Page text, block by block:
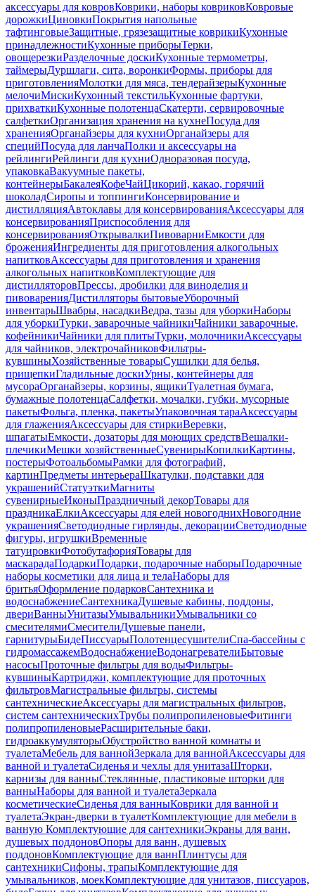
аксессуары для ковровКоврики, наборы ковриковКовровые
дорожкиЦиновкиПокрытия напольные
тафтинговыеЗащитные, грязезащитные коврикиКухонные
принадлежностиКухонные приборыТерки,
овощерезкиРазделочные доскиКухонные термометры,
таймерыДуршлаги, сита, воронкиФормы, приборы для
приготовленияМолотки для мяса, тендерайзерыКухонные
мелочиМискиКухонный текстильКухонные фартуки,
прихваткиКухонные полотенцаСкатерти, сервировочные
салфеткиОрганизация хранения на кухнеПосуда для
храненияОрганайзеры для кухниОрганайзеры для
специйПосуда для ланчаПолки и аксессуары на
рейлингиРейлинги для кухниОдноразовая посуда,
упаковкаВакуумные пакеты,
контейнерыБакалеяКофеЧайЦикорий, какао, горячий
шоколадСиропы и топпингиКонсервирование и
дистилляцияАвтоклавы для консервированияАксессуары для
консервированияПриспособления для
консервированияОткрывалкиПивоварниЕмкости для
броженияИнгредиенты для приготовления алкогольных
напитковАксессуары для приготовления и хранения
алкогольных напитковКомплектующие для
дистилляторовПрессы, дробилки для виноделия и
пивоваренияДистилляторы бытовыеУборочный
инвентарьШвабры, насадкиВедра, тазы для уборкиНаборы
для уборкиТурки, заварочные чайникиЧайники заварочные,
кофейникиЧайники для плитыТурки, молочникиАксессуары
для чайников, электрочайниковФильтры-
кувшиныХозяйственные товарыСушилки для белья,
прищепкиГладильные доскиУрны, контейнеры для
мусораОрганайзеры, корзины, ящикиТуалетная бумага,
бумажные полотенцаСалфетки, мочалки, губки, мусорные
пакетыФольга, пленка, пакетыУпаковочная тараАксессуары
для глаженияАксессуары для стиркиВеревки,
шпагатыЕмкости, дозаторы для моющих средствВешалки-
плечикиМешки хозяйственныеСувенирыКопилкиКартины,
постерыФотоальбомыРамки для фотографий,
картинПредметы интерьераШкатулки, подставки для
украшенийСтатуэткиМагниты
сувенирныеИконыПраздничный декорТовары для
праздникаЕлкиАксессуары для елей новогоднихНовогодние
украшенияСветодиодные гирлянды, декорацииСветодиодные
фигуры, игрушкиВременные
татуировкиФотобутафорияТовары для
маскарадаПодаркиПодарки, подарочные наборыПодарочные
наборы косметики для лица и телаНаборы для
бритьяОформление подарковСантехника и
водоснабжениеСантехникаДушевые кабины, поддоны,
двериВанныУнитазыУмывальникиУмывальники со
смесителямиСмесителиДушевые панели,
гарнитурыБидеПиссуарыПолотенцесушителиСпа-бассейны с
гидромассажемВодоснабжениеВодонагревателиБытовые
насосыПроточные фильтры для водыФильтры-
кувшиныКартриджи, комплектующие для проточных
фильтровМагистральные фильтры, системы
сантехническиеАксессуары для магистральных фильтров,
систем сантехническихТрубы полипропиленовыеФитинги
полипропиленовыеРасширительные баки,
гидроаккумуляторыОбустройство ванной комнаты и
туалетаМебель для ваннойЗеркала для ваннойАксессуары для
ванной и туалетаСиденья и чехлы для унитазаШторки,
карнизы для ванныСтеклянные, пластиковые шторки для
ванныНаборы для ванной и туалетаЗеркала
косметическиеСиденья для ванныКоврики для ванной и
туалетаЭкран-дверки в туалетКомплектующие для мебели в
ванную Комплектующие для сантехникиЭкраны для ванн,
душевых поддоновОпоры для ванн, душевых
поддоновКомплектующие для ваннПлинтусы для
сантехникиСифоны, трапыКомплектующие для
умывальников, моекКомплектующие для унитазов, писсуаров,